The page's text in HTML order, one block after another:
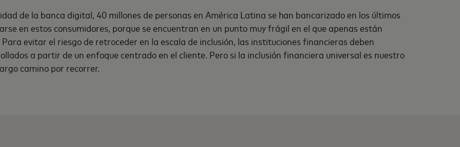
de la banca digital, 40 millones de personas en América Latina se han bancarizado en los últimos
en estos consumidores, porque se encuentran en un punto muy frágil en el que apenas están
evitar el riesgo de retroceder en la escala de inclusión, las instituciones financieras deben
a partir de un enfoque centrado en el cliente. Pero si la inclusión financiera universal es nuestro
camino por recorrer.